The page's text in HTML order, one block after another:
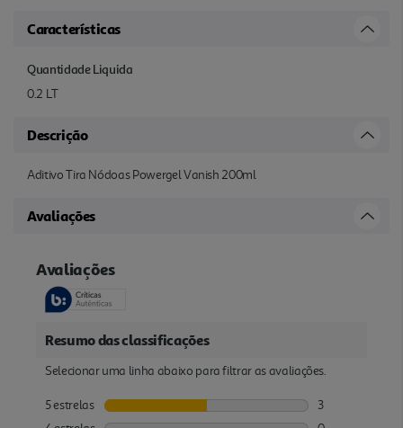
Características
Quantidade Liquida
0.2 LT
Descrição
Aditivo Tira Nódoas Powergel Vanish 200ml
Avaliações